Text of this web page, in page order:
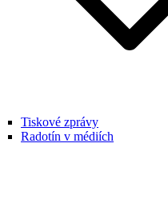
Tiskové zprávy
Radotín v médiích